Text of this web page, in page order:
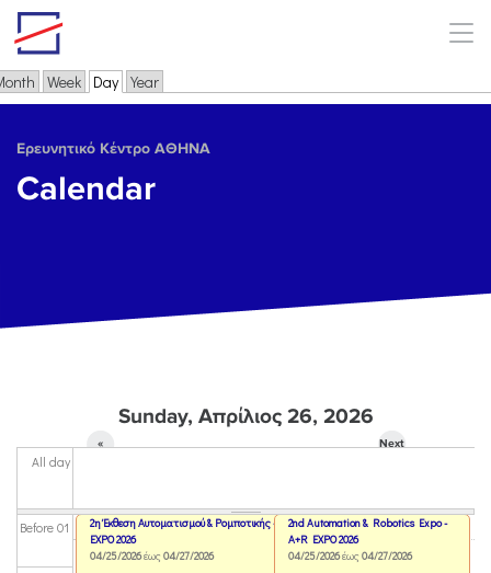
Skip to main content
Primary tabs
Week Day(active tab)
Year
Ερευνητικό Κέντρο ΑΘΗΝΑ
Calendar
Sunday, Απρίλιος 26, 2026
«
Next
All day
Before 01
2η Έκθεση Αυτοματισμού & Ρομποτικής - A+R
EXPO 2026
04/25/2026έως 04/27/2026
2nd Automation & Robotics Expo -
A+R EXPO 2026
04/25/2026έως 04/27/2026